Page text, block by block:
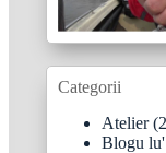
Categorii
Atelier
Blogu